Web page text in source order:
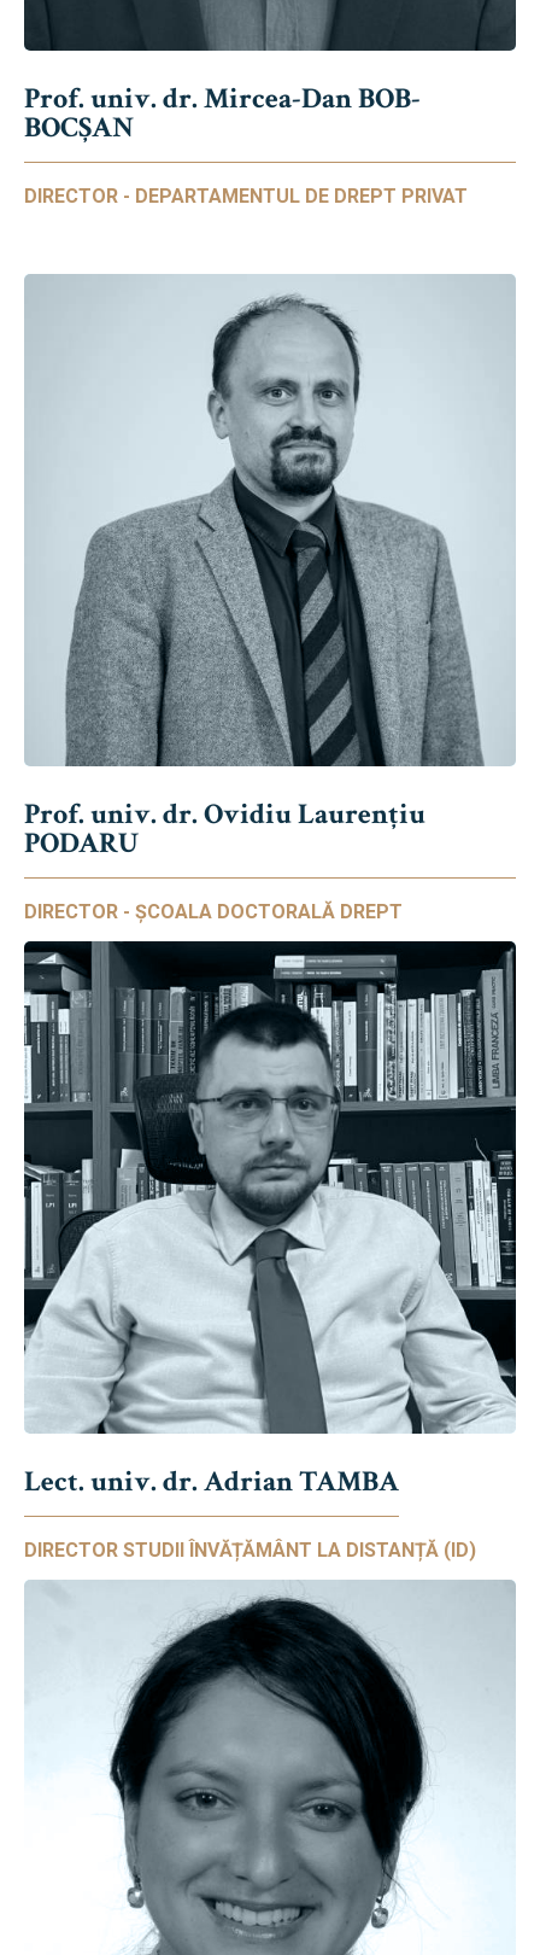
Prof. univ. dr. Mircea-Dan BOB-
BOCȘAN
DIRECTOR - DEPARTAMENTUL DE DREPT PRIVAT
Prof. univ. dr. Ovidiu Laurențiu
PODARU
DIRECTOR - ȘCOALA DOCTORALĂ DREPT
Lect. univ. dr. Adrian TAMBA
DIRECTOR STUDII ÎNVĂȚĂMÂNT LA DISTANȚĂ (ID)